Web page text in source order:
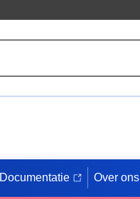
Documentatie Over ons